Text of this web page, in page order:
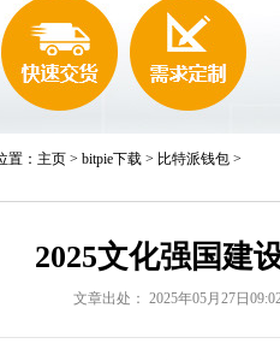
置： 主页 > bitpie下载 > 比特派钱包 >
2025文化强国建
文章出处： 2025年05月27日